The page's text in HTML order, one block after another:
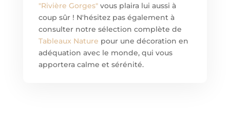
"Rivière Gorges"vous plaira lui aussi à
coup sûr ! N'hésitez pas également à
consulter notre sélection complète de
Tableaux Nature pour une décoration en
adéquation avec le monde, qui vous
apportera calme et sérénité.